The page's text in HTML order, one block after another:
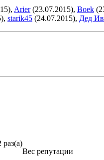
Arier(23.07.2015), Boek
starik45 (24.07.2015), Дед
раз(а)
Вес репутации